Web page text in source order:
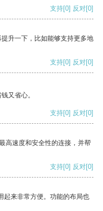
支持[0] 反对[0]
升一下，比如能够支持更多地
支持[0] 反对[0]
又省心。
支持[0] 反对[0]
高速度和安全性的连接，并帮
支持[0] 反对[0]
起来非常方便。功能的布局也